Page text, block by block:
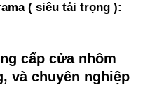
( siêu tải trọng ):
cấp cửa nhôm
và chuyên nghiệp